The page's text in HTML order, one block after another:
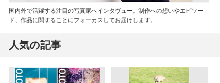
国内外で活躍する注目の写真家へインタヴュー。制作への想いやエピソー
ド、作品に関することにフォーカスしてお届けします。
人気の記事